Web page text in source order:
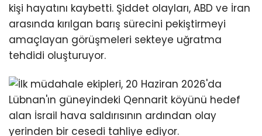
kişi hayatını kaybetti. Şiddet olayları, ABD ve İran
arasında kırılgan barış sürecini pekiştirmeyi
amaçlayan görüşmeleri sekteye uğratma
tehdidi oluşturuyor.